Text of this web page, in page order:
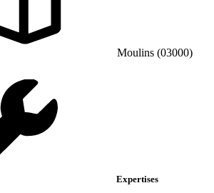
Moulins (03000)
Expertises